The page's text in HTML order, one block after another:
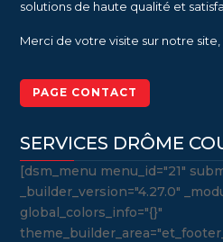
solutions de haute qualité et
Merci de votre visite sur notre
PAGE CONTACT
SERVICES DRÔME
[dsm_menu menu_id="21"
_builder_version="4.27.0"
global_colors_info="{}"